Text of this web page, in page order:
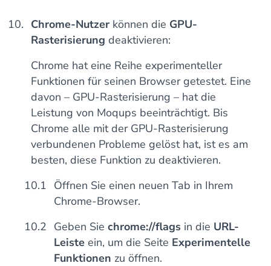
Chrome-Nutzer können die GPU-
Rasterisierung deaktivieren:
Chrome hat eine Reihe experimenteller
Funktionen für seinen Browser getestet. Eine
davon – GPU-Rasterisierung – hat die
Leistung von Moqups beeinträchtigt. Bis
Chrome alle mit der GPU-Rasterisierung
verbundenen Probleme gelöst hat, ist es am
besten, diese Funktion zu deaktivieren.
Öffnen Sie einen neuen Tab in Ihrem
Chrome-Browser.
Geben Sie chrome://flags in die URL-
Leisteein, um die Seite Experimentelle
Funktionen zu öffnen.